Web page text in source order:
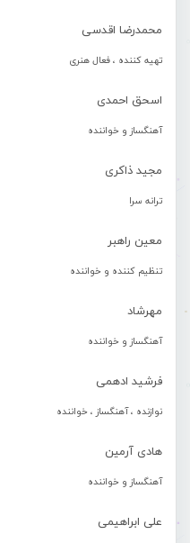
محمدرضا اقدسی
تهیه کننده ، فعال هنری
اسحق احمدی
آهنگساز و خواننده
مجید ذاکری
ترانه سرا
معین راهبر
تنظیم کننده و خواننده
مهرشاد
آهنگساز و خواننده
فرشید ادهمی
نوازنده ، آهنگساز ، خواننده
هادی آرمین
آهنگساز و خواننده
علی ابراهیمی